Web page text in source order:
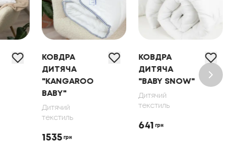
КОВДРА
ДИТЯЧА
"KANGAROO
ВАВY"
Дитячий
текстиль
1535 грн
КОВДРА
ДИТЯЧА
"BABY SNOW"
Дитячий
текстиль
641 грн